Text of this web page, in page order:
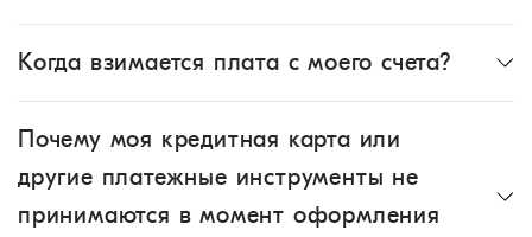
Когда взимается плата с моего счета?
Почему моя кредитная карта или
другие платежные инструменты не
принимаются в момент оформления